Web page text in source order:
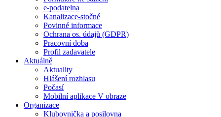
e-podatelna
Kanalizace-stočné
Povinné informace
Ochrana os. údajů (GDPR)
Pracovní doba
Profil zadavatele
Aktuálně
Aktuality
Hlášení rozhlasu
Počasí
Mobilní aplikace V obraze
Organizace
Klubovnička a posilovna